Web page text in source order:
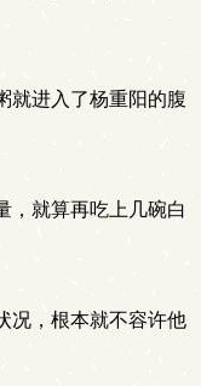
就进入了杨重阳的腹
，就算再吃上几碗白
况，根本就不容许他